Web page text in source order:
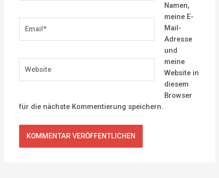
Namen,
meine E-
Mail-
Adresse
und
meine
Website in
diesem
Browser
für die nächste Kommentierung speichern.